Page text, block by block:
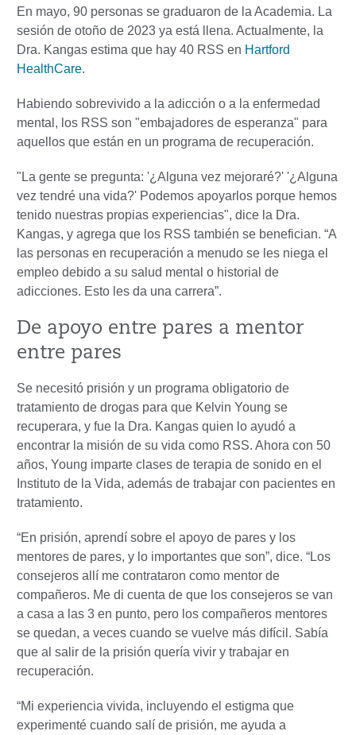
En mayo, 90 personas se graduaron de la Academia. La
sesión de otoño de 2023 ya está llena. Actualmente, la
Dra. Kangas estima que hay 40 RSS en Hartford
HealthCare.
Habiendo sobrevivido a la adicción o a la enfermedad
mental, los RSS son "embajadores de esperanza" para
aquellos que están en un programa de recuperación.
"La gente se pregunta: '¿Alguna vez mejoraré?' '¿Alguna
vez tendré una vida?' Podemos apoyarlos porque hemos
tenido nuestras propias experiencias", dice la Dra.
Kangas, y agrega que los RSS también se benefician. “A
las personas en recuperación a menudo se les niega el
empleo debido a su salud mental o historial de
adicciones. Esto les da una carrera”.
De apoyo entre pares a mentor
entre pares
Se necesitó prisión y un programa obligatorio de
tratamiento de drogas para que Kelvin Young se
recuperara, y fue la Dra. Kangas quien lo ayudó a
encontrar la misión de su vida como RSS. Ahora con 50
años, Young imparte clases de terapia de sonido en el
Instituto de la Vida, además de trabajar con pacientes en
tratamiento.
“En prisión, aprendí sobre el apoyo de pares y los
mentores de pares, y lo importantes que son”, dice. “Los
consejeros allí me contrataron como mentor de
compañeros. Me di cuenta de que los consejeros se van
a casa a las 3 en punto, pero los compañeros mentores
se quedan, a veces cuando se vuelve más difícil. Sabía
que al salir de la prisión quería vivir y trabajar en
recuperación.
“Mi experiencia vivida, incluyendo el estigma que
experimenté cuando salí de prisión, me ayuda a